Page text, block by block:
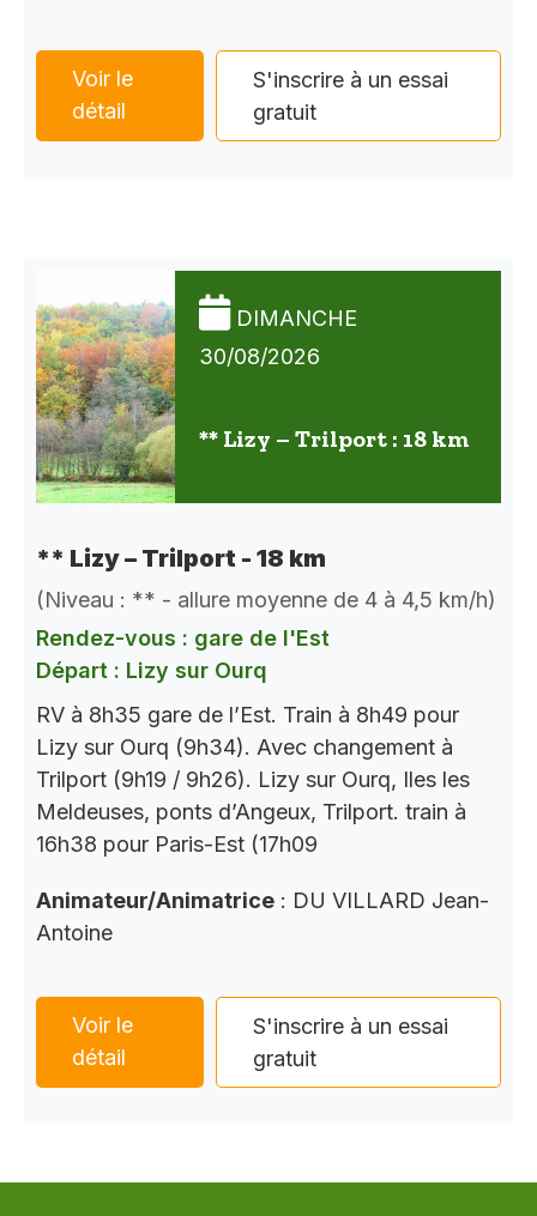
Voir le
détail
S'inscrire à un essai
gratuit
DIMANCHE
30/08/2026
** Lizy – Trilport : 18 km
** Lizy – Trilport - 18 km
(Niveau : ** - allure moyenne de 4 à 4,5 km/h)
Rendez-vous : gare de l'Est
Départ : Lizy sur Ourq
RV à 8h35 gare de l’Est. Train à 8h49 pour
Lizy sur Ourq (9h34). Avec changement à
Trilport (9h19 / 9h26). Lizy sur Ourq, Iles les
Meldeuses, ponts d’Angeux, Trilport. train à
16h38 pour Paris-Est (17h09
Animateur/Animatrice : DU VILLARD Jean-
Antoine
Voir le
détail
S'inscrire à un essai
gratuit